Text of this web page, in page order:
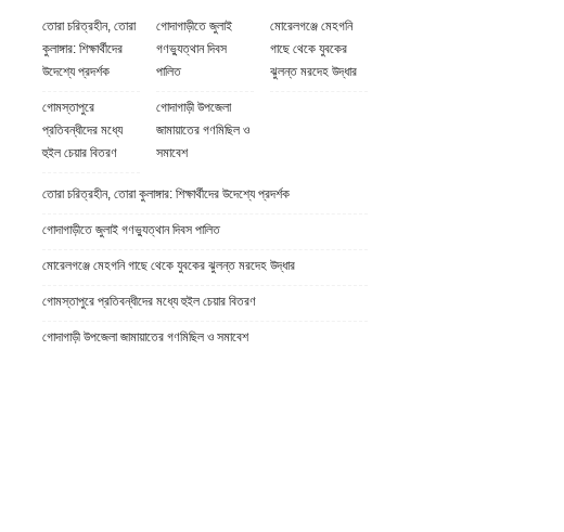
তোরা চরিত্রহীন, তোরা
কুলাঙ্গার: শিক্ষার্থীদের
উদেশ্যে প্রদর্শক
গোদাগাড়ীতে জুলাই
গণভ্যুত্থান দিবস
পালিত
মোরেলগঞ্জে মেহগনি
গাছে থেকে যুবকের
ঝুলন্ত মরদেহ উদ্ধার
গোমস্তাপুরে
প্রতিবন্ধীদের মধ্যে
হুইল চেয়ার বিতরণ
গোদাগাড়ী উপজেলা
জামায়াতের গণমিছিল ও
সমাবেশ
তোরা চরিত্রহীন, তোরা কুলাঙ্গার: শিক্ষার্থীদের উদেশ্যে প্রদর্শক
গোদাগাড়ীতে জুলাই গণভ্যুত্থান দিবস পালিত
মোরেলগঞ্জে মেহগনি গাছে থেকে যুবকের ঝুলন্ত মরদেহ উদ্ধার
গোমস্তাপুরে প্রতিবন্ধীদের মধ্যে হুইল চেয়ার বিতরণ
গোদাগাড়ী উপজেলা জামায়াতের গণমিছিল ও সমাবেশ